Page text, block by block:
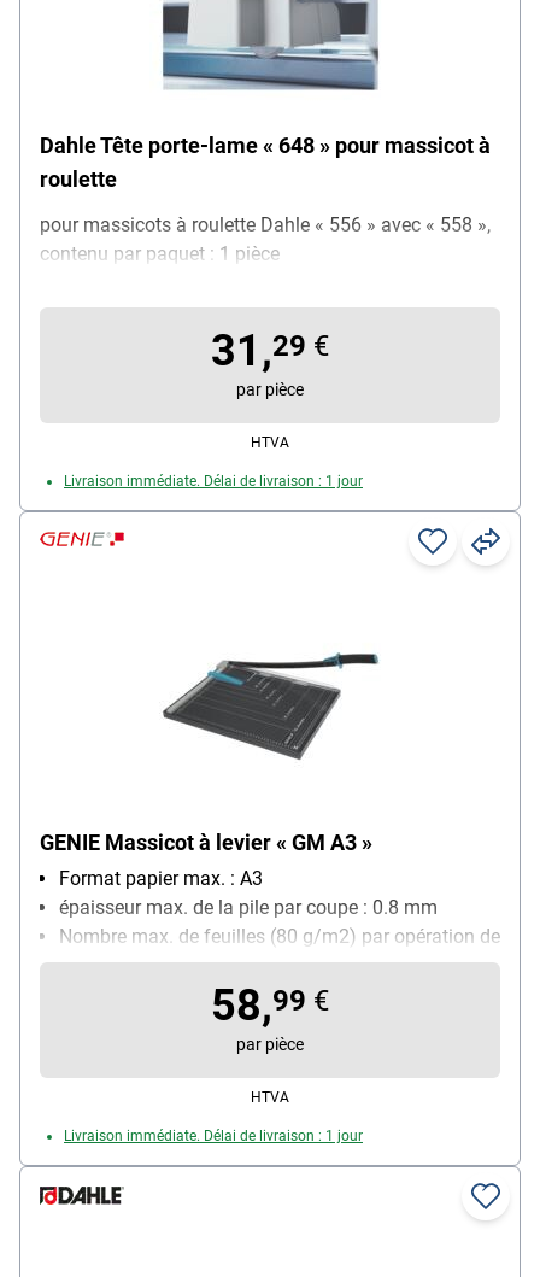
Dahle Tête porte-lame « 648 » pour massicot à
roulette
pour massicots à roulette Dahle « 556 » avec « 558 »,
contenu par paquet : 1 pièce
31,29 €
par pièce
HTVA
Livraison immédiate. Délai de livraison : 1 jour
GENIE Massicot à levier « GM A3 »
Format papier max. : A3
épaisseur max. de la pile par coupe : 0.8 mm
Nombre max. de feuilles (80 g/m2) par opération de
découpe : 10 feuille(s)
Longueur de la coupe : 460 mm
Quadrillage avec différents formats : Oui
58,99 €
par pièce
HTVA
Livraison immédiate. Délai de livraison : 1 jour